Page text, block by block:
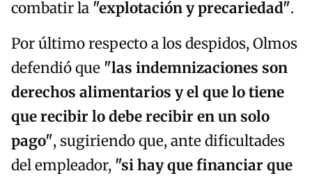
combatir la "explotación y precariedad".
Por último respecto a los despidos, Olmos
defendió que "las indemnizaciones son
derechos alimentarios y el que lo tiene
que recibir lo debe recibir en un solo
pago", sugiriendo que, ante dificultades
del empleador, "si hay que financiar que